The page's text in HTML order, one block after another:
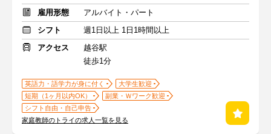
雇用形態
アルバイト・パート
シフト
週1日以上 1日1時間以上
アクセス
越谷駅
徒歩1分
英語力・語学力が身に付く
大学生歓迎
短期（1ヶ月以内OK）
副業・Ｗワーク歓迎
シフト自由・自己申告
家庭教師のトライの求人一覧を見る